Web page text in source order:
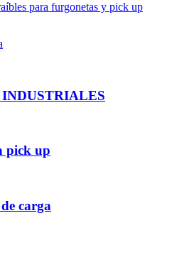
para furgonetas y pick up
pick up
carga